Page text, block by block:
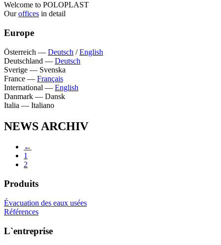
Welcome to POLOPLAST
Ouroffices in detail
Europe
Österreich — Deutsch /English
Deutschland — Deutsch
Sverige — Svenska
France — Français
International — English
Danmark — Dansk
Italia — Italiano
NEWS ARCHIV
←
1
2
Produits
Évacuation des eaux usées
Références
L`entreprise